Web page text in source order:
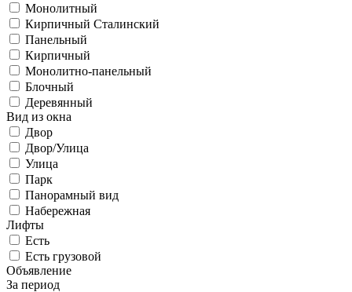
Монолитный
Кирпичный Сталинский
Панельный
Кирпичный
Монолитно-панельный
Блочный
Деревянный
Вид из окна
Двор
Двор/Улица
Улица
Парк
Панорамный вид
Набережная
Лифты
Есть
Есть грузовой
Объявление
За период